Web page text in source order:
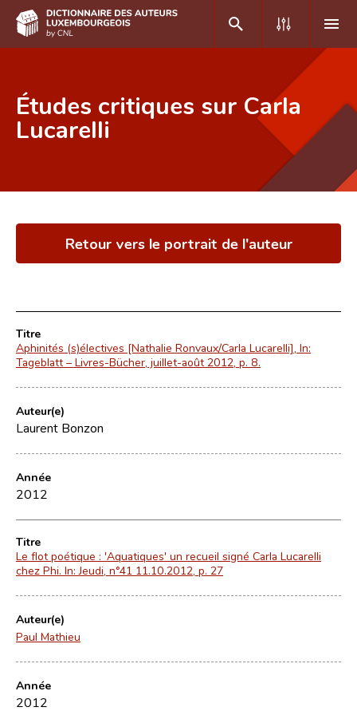
DE
Foire aux questions
Équipe scientifique
Contact
Études critiques sur Carla
Lucarelli
Retour vers le portrait de l'auteur
Titre
Aphinités (s)électives [Nathalie Ronvaux/Carla Lucarelli], In:
Tageblatt – Livres-Bücher, juillet-août 2012, p. 8.
Auteur(e)
Laurent Bonzon
Année
2012
Titre
Le flot poétique : 'Aquatiques' un recueil signé Carla Lucarelli
chez Phi. In: Jeudi, n°41 11.10.2012, p. 27
Auteur(e)
Paul Mathieu
Année
2012